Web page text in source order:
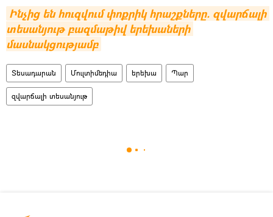
Ինչից են հուզվում փոքրիկ հրաշքները. զվարճալի
տեսանյութ բազմաթիվ երեխաների
մասնակցությամբ
Տեսադարան Մուլտիմեդիա երեխա Պար
զվարճալի տեսանյութ